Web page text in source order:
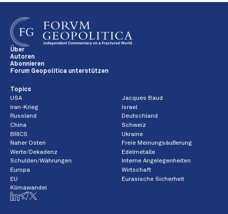
Über
Autoren
Abonnieren
Forum Geopolitica unterstützen
Topics
USA
Jacques Baud
Iran-Krieg
Israel
Russland
Deutschland
China
Schweiz
BRICS
Ukraine
Naher Osten
Freie Meinungsäußerung
Werte/Dekadenz
Edelmetalle
Schulden/Währungen
Interne Angelegenheiten
Europa
Wirtschaft
EU
Eurasische Sicherheit
Klimawandel